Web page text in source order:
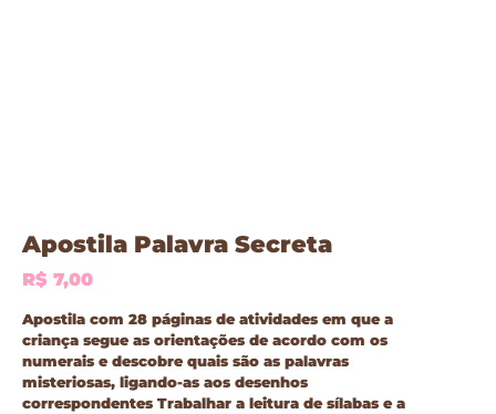
Apostila Palavra Secreta
R$ 7,00
Apostila com 28 páginas de atividades em que a
criança segue as orientações de acordo com os
numerais e descobre quais são as palavras
misteriosas, ligando-as aos desenhos
correspondentes Trabalhar a leitura de sílabas e a